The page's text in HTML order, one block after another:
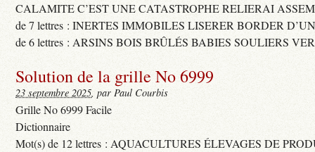
CALAMITE C’EST UNE CATASTROPHE RELIERAI
de 7 lettres : INERTES IMMOBILES LISERER BORDER
de 6 lettres : ARSINS BOIS BRÛLÉS BABIES SOULIERS
Solution de la grille No 6999
23 septembre 2025, par Paul Courbis
Grille No 6999 Facile
Dictionnaire
Mot(s) de 12 lettres : AQUACULTURES ÉLEVAGES DE